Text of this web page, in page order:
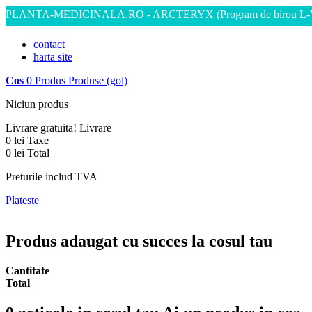
PLANTA-MEDICINALA.RO - ARCTERYX (Program de birou
contact
harta site
Cos 0 Produs Produse (gol)
Niciun produs
Livrare gratuita! Livrare
0 lei Taxe
0 lei Total
Preturile includ TVA
Plateste
Produs adaugat cu succes la cosul tau
Cantitate
Total